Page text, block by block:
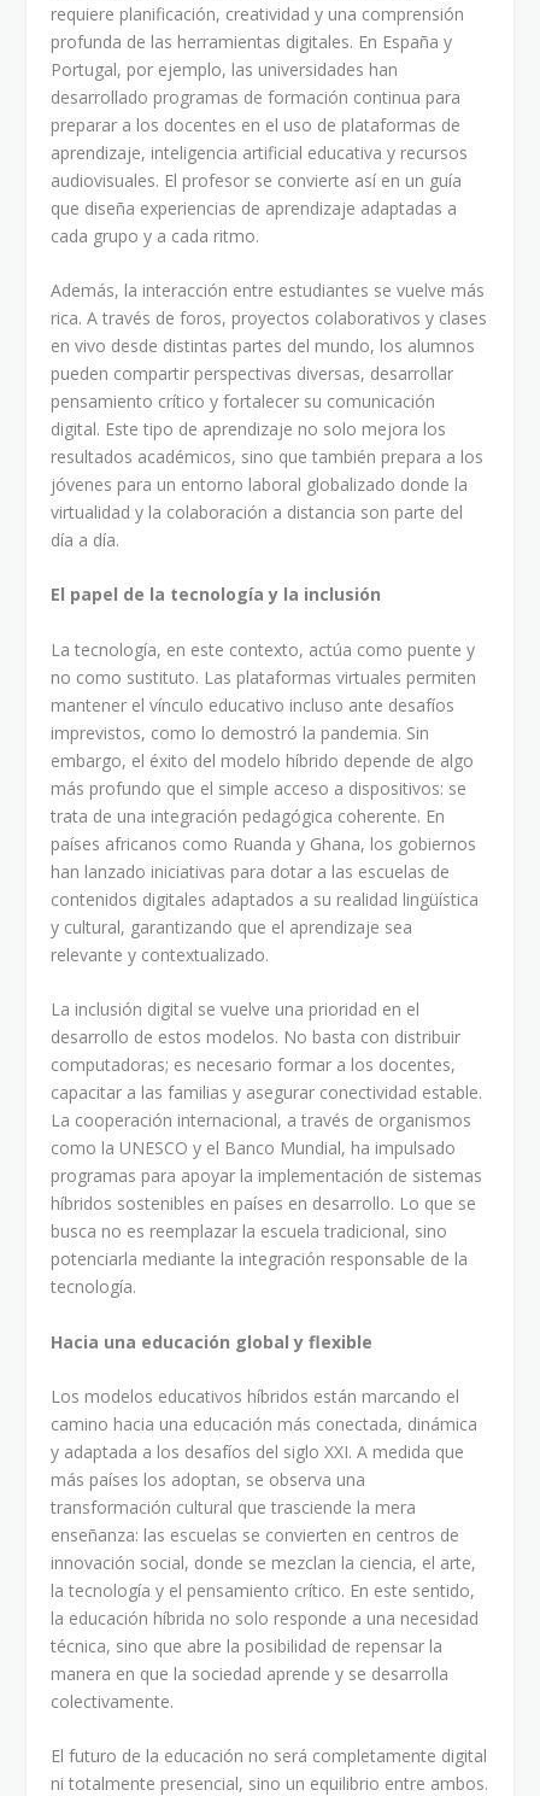
requiere planificación, creatividad y una comprensión
profunda de las herramientas digitales. En España y
Portugal, por ejemplo, las universidades han
desarrollado programas de formación continua para
preparar a los docentes en el uso de plataformas de
aprendizaje, inteligencia artificial educativa y recursos
audiovisuales. El profesor se convierte así en un guía
que diseña experiencias de aprendizaje adaptadas a
cada grupo y a cada ritmo.
Además, la interacción entre estudiantes se vuelve más
rica. A través de foros, proyectos colaborativos y clases
en vivo desde distintas partes del mundo, los alumnos
pueden compartir perspectivas diversas, desarrollar
pensamiento crítico y fortalecer su comunicación
digital. Este tipo de aprendizaje no solo mejora los
resultados académicos, sino que también prepara a los
jóvenes para un entorno laboral globalizado donde la
virtualidad y la colaboración a distancia son parte del
día a día.
El papel de la tecnología y la inclusión
La tecnología, en este contexto, actúa como puente y
no como sustituto. Las plataformas virtuales permiten
mantener el vínculo educativo incluso ante desafíos
imprevistos, como lo demostró la pandemia. Sin
embargo, el éxito del modelo híbrido depende de algo
más profundo que el simple acceso a dispositivos: se
trata de una integración pedagógica coherente. En
países africanos como Ruanda y Ghana, los gobiernos
han lanzado iniciativas para dotar a las escuelas de
contenidos digitales adaptados a su realidad lingüística
y cultural, garantizando que el aprendizaje sea
relevante y contextualizado.
La inclusión digital se vuelve una prioridad en el
desarrollo de estos modelos. No basta con distribuir
computadoras; es necesario formar a los docentes,
capacitar a las familias y asegurar conectividad estable.
La cooperación internacional, a través de organismos
como la UNESCO y el Banco Mundial, ha impulsado
programas para apoyar la implementación de sistemas
híbridos sostenibles en países en desarrollo. Lo que se
busca no es reemplazar la escuela tradicional, sino
potenciarla mediante la integración responsable de la
tecnología.
Hacia una educación global y flexible
Los modelos educativos híbridos están marcando el
camino hacia una educación más conectada, dinámica
y adaptada a los desafíos del siglo XXI. A medida que
más países los adoptan, se observa una
transformación cultural que trasciende la mera
enseñanza: las escuelas se convierten en centros de
innovación social, donde se mezclan la ciencia, el arte,
la tecnología y el pensamiento crítico. En este sentido,
la educación híbrida no solo responde a una necesidad
técnica, sino que abre la posibilidad de repensar la
manera en que la sociedad aprende y se desarrolla
colectivamente.
El futuro de la educación no será completamente digital
ni totalmente presencial, sino un equilibrio entre ambos.